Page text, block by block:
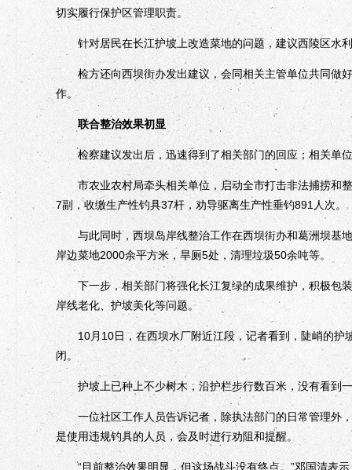
切实履行保护区管理职责。
针对居民在长江护坡上改造菜地的问题，建议西陵区水
检方还向西坝街办发出建议，会同相关主管单位共同做好
作。
联合整治效果初显
检察建议发出后，迅速得到了相关部门的回应；相关单
市农业农村局牵头相关单位，启动全市打击非法捕捞和
7副，收缴生产性钓具37杆，劝导驱离生产性垂钓891人次。
与此同时，西坝岛岸线整治工作在西坝街办和葛洲坝基
岸边菜地2000余平方米，旱厕5处，清理垃圾50余吨等。
下一步，相关部门将强化长江复绿的成果维护，积极包
岸线老化、护坡美化等问题。
10月10日，在西坝水厂附近江段，记者看到，陡峭的护
闭。
护坡上已种上不少树木，沿护栏步行数百米，没有看到
一位社区工作人员告诉记者，除执法部门的日常管理外，
是使用违规钓具的人员，会及时进行劝阻和提醒。
“目前整治效果明显，但这场战斗没有终点。”邓国清表示